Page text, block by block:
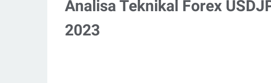
Analisa Teknikal Forex
2023